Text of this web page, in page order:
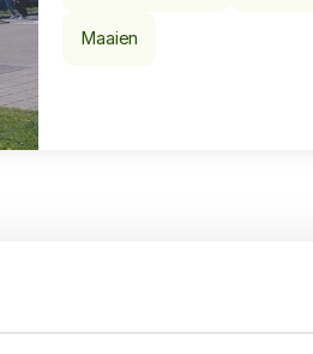
Maaien
we de data van de